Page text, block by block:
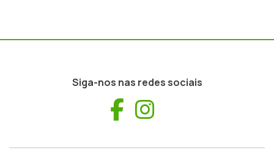
Siga-nos nas redes sociais
Facebook